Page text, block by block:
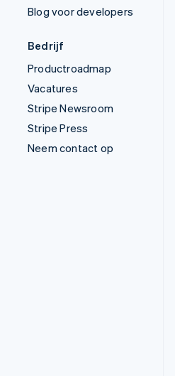
Blog voor developers
Bedrijf
Productroadmap
Vacatures
Stripe Newsroom
Stripe Press
Neem contact op